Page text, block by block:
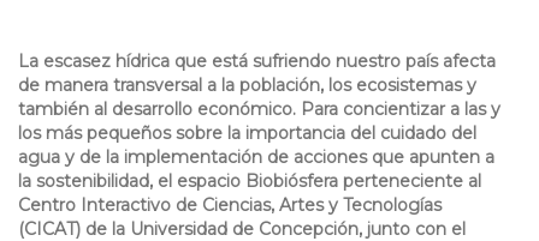
La escasez hídrica que está sufriendo nuestro país afecta
de manera transversal a la población, los ecosistemas y
también al desarrollo económico. Para concientizar a las y
los más pequeños sobre la importancia del cuidado del
agua y de la implementación de acciones que apunten a
la sostenibilidad, el espacio Biobiósfera perteneciente al
Centro Interactivo de Ciencias, Artes y Tecnologías
(CICAT) de la Universidad de Concepción, junto con el